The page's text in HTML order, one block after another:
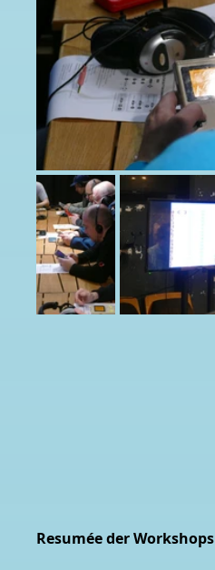
Resumée der Workshops